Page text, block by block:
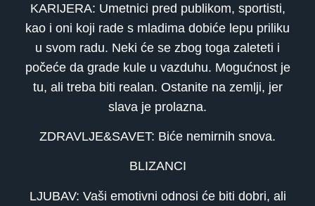
KARIJERA: Umetnici pred publikom, sportisti,
kao i oni koji rade s mladima dobiće lepu priliku
u svom radu. Neki će se zbog toga zaleteti i
počeće da grade kule u vazduhu. Mogućnost je
tu, ali treba biti realan. Ostanite na zemlji, jer
slava je prolazna.
ZDRAVLJE&SAVET: Biće nemirnih snova.
BLIZANCI
LJUBAV: Vaši emotivni odnosi će biti dobri, ali